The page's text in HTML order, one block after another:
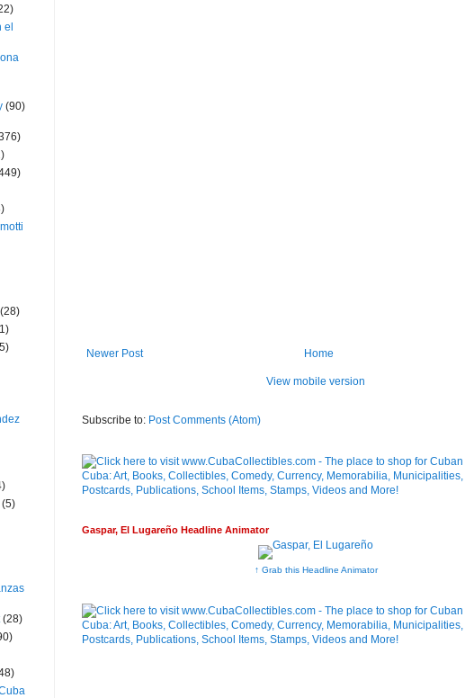
Newer Post Home
View mobile version
Subscribe to: Post Comments (Atom)
Gaspar, El Lugareño Headline Animator
↑ Grab this Headline Animator
(90)
(28)
(5)
(28)